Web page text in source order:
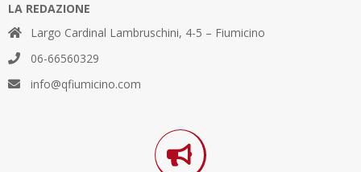
LA REDAZIONE
Largo Cardinal Lambruschini, 4-5 – Fiumicino
06-66560329
info@qfiumicino.com